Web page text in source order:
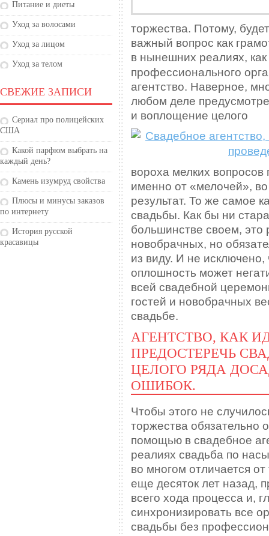
Питание и диеты
Уход за волосами
Уход за лицом
Уход за телом
СВЕЖИЕ ЗАПИСИ
Сериал про полицейских
США
Какой парфюм выбрать на
каждый день?
Камень изумруд свойства
Плюсы и минусы заказов
по интернету
История русской
красавицы
торжества. Потому,
важный вопрос как
в нынешних реалиях, как
профессионального
агентство. Наверное,
любом деле
и воплощение целого
вороха мелких
именно от «мелочей»,
результат. То же самое
свадьбы. Как бы ни
большинстве своем, это
новобрачных, но
из виду. И не
оплошность может
всей свадебной
гостей и новобрачных
свадьбе.
АГЕНТСТВО, КАК
ПРЕДОСТЕРЕЧЬ
ЦЕЛОГО РЯДА
ОШИБОК.
Чтобы этого не
торжества обязательно
помощью в свадебное
реалиях свадьба по
во многом отличается
еще десяток лет назад,
всего хода процесса и,
синхронизировать все
свадьбы без